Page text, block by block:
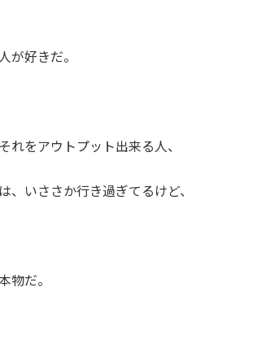
が好きだ。
れをアウトプット出来る人、
、いささか行き過ぎてるけど、
物だ。